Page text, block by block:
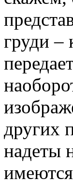
груди –
других
надеты